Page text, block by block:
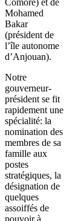
Mohamed
Bakar
(président de
l’île autonome
d’Anjouan).
Notre
gouverneur-
président se fit
rapidement une
spécialité: la
nomination des
membres de sa
famille aux
postes
stratégiques, la
désignation de
quelques
assoiffés de
pouvoir à